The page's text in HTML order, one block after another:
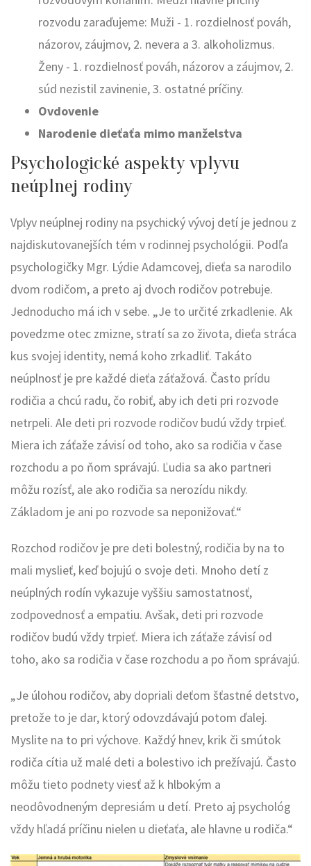
rozvodu zaraďujeme: Muži - 1. rozdielnosť pováh,
názorov, záujmov, 2. nevera a 3. alkoholizmus.
Ženy - 1. rozdielnosť pováh, názorov a záujmov, 2.
súd nezistil zavinenie, 3. ostatné príčiny.
Ovdovenie
Narodenie dieťaťa mimo manželstva
Psychologické aspekty vplyvu
neúplnej rodiny
Vplyv neúplnej rodiny na psychický vývoj detí je jednou z
najdiskutovanejších tém v rodinnej psychológii. Podľa
psychologičky Mgr. Lýdie Adamcovej, dieťa sa narodilo
dvom rodičom, a preto aj dvoch rodičov potrebuje.
Jednoducho má ich v sebe. „Je to určité zrkadlenie. Ak
povedzme otec zmizne, stratí sa zo života, dieťa stráca
kus svojej identity, nemá koho zrkadliť. Takáto
neúplnosť je pre každé dieťa záťažová. Často prídu
rodičia a chcú radu, čo robiť, aby ich deti pri rozvode
netrpeli. Ale deti pri rozvode rodičov budú vždy trpieť.
Miera ich záťaže závisí od toho, ako sa rodičia v čase
rozchodu a po ňom správajú. Ľudia sa ako partneri
môžu rozísť, ale ako rodičia sa nerozídu nikdy.
Základom je ani po rozvode sa neponižovať.“
Rozchod rodičov je pre deti bolestný, rodičia by na to
mali myslieť, keď bojujú o svoje deti. Mnoho detí z
neúplných rodín vykazuje vyššiu samostatnosť,
zodpovednosť a empatiu. Avšak, deti pri rozvode
rodičov budú vždy trpieť. Miera ich záťaže závisí od
toho, ako sa rodičia v čase rozchodu a po ňom správajú.
„Je úlohou rodičov, aby dopriali deťom šťastné detstvo,
pretože to je dar, ktorý odovzdávajú potom ďalej.
Myslite na to pri výchove. Každý hnev, krik či smútok
rodiča cítia už malé deti a bolestivo ich prežívajú. Často
môžu tieto podnety viesť až k hlbokým a
neodôvodneným depresiám u detí. Preto aj psychológ
vždy hľadá príčinu nielen u dieťaťa, ale hlavne u rodiča.“